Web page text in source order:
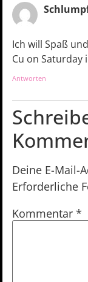
Ich will Spaß
Cu on Saturday
Antworten
Deine E-Mail-
Erforderliche
Kommentar *